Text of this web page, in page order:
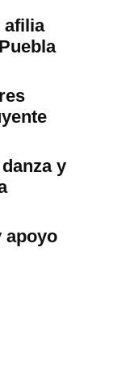
afilia
y
apoyo